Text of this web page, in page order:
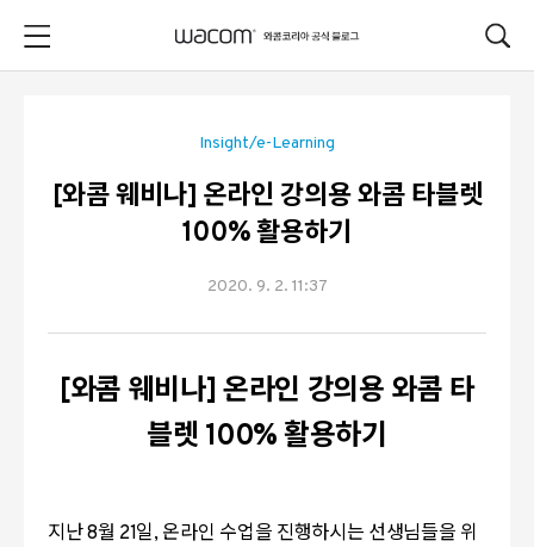
Insight/e-Learning
[와콤 웨비나] 온라인 강의용 와콤 타블렛
100% 활용하기
2020. 9. 2. 11:37
[와콤 웨비나] 온라인 강의용 와콤 타
블렛 100% 활용하기
지난 8월 21일, 온라인 수업을 진행하시는 선생님들을 위